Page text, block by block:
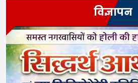
विज्ञापन